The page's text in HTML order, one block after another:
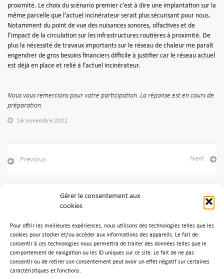
Gérer le consentement aux
cookies
Pour offrir les meilleures expériences, nous utilisons des technologies telles que les
cookies pour stocker et/ou accéder aux informations des appareils. Le fait de
consentir à ces technologies nous permettra de traiter des données telles que le
comportement de navigation ou les ID uniques sur ce site. Le fait de ne pas
consentir ou de retirer son consentement peut avoir un effet négatif sur certaines
caractéristiques et fonctions.
proximité. Le choix du scénario premier c’est à dire une implantation sur la
même parcelle que l’actuel incinérateur serait plus sécurisant pour nous.
Notamment du point de vue des nuisances sonores, olfactives et de
l’impact de la circulation sur les infrastructures routières à proximité. De
plus la nécessité de travaux importants sur le réseau de chaleur me paraît
engendrer de gros besoins financiers difficile à justifier car le réseau actuel
est déjà en place et relié à l’actuel incinérateur.
Nous vous remercions pour votre participation. La réponse est en cours de
préparation.
16 novembre 2022
Previous Next
Archives
Aucune archive à afficher.
Catégories